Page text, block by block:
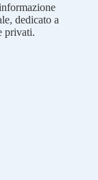
dedicato a
privati.